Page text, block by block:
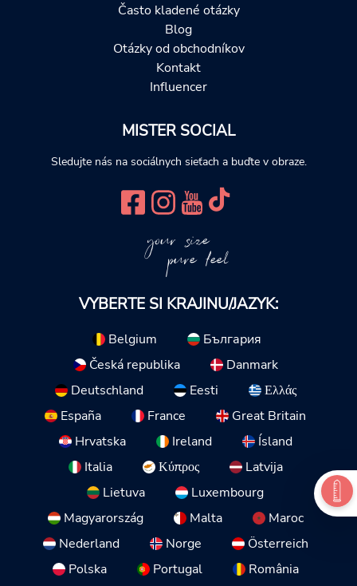
Často kladené otázky
Blog
Otázky od obchodníkov
Kontakt
Influencer
MISTER SOCIAL
Sledujte nás na sociálnych sieťach a buďte v obraze.
your size
pure feel
VYBERTE SI KRAJINU/JAZYK:
Belgium
България
Česká republika
Danmark
Deutschland
Eesti
Ελλάς
España
France
Great Britain
Hrvatska
Ireland
Ísland
Italia
Κύπρος
Latvija
Lietuva
Luxembourg
Magyarország
Malta
Maroc
Nederland
Norge
Österreich
Polska
Portugal
România